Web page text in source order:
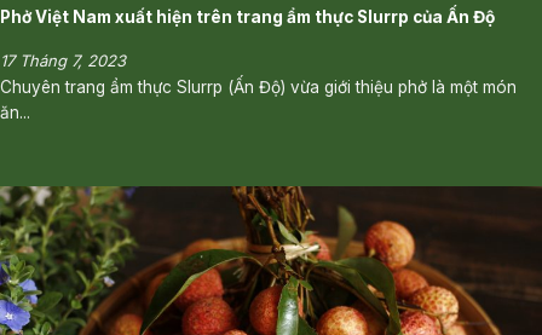
Phở Việt Nam xuất hiện trên trang ẩm thực Slurrp của Ấn Độ
17 Tháng 7, 2023
Chuyên trang ẩm thực Slurrp (Ấn Độ) vừa giới thiệu phở là một món
ăn...